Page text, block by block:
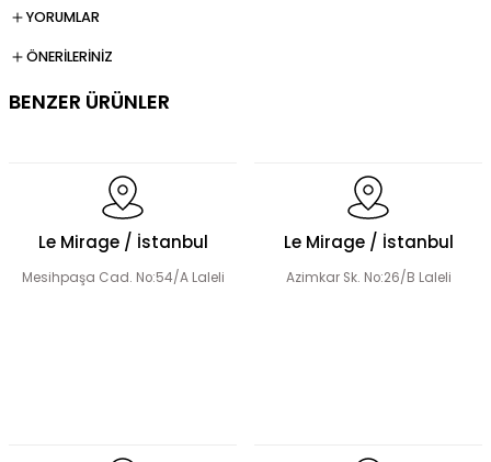
YORUMLAR
ÖNERİLERİNİZ
BENZER ÜRÜNLER
Le Mirage / İstanbul
Mesihpaşa Cad. No:54/A Laleli
Le Mirage / İstanbul
Azimkar Sk. No:26/B Laleli